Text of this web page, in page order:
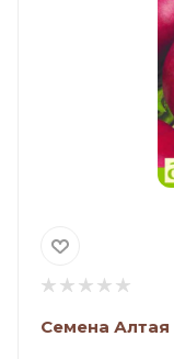
Семена Алтая